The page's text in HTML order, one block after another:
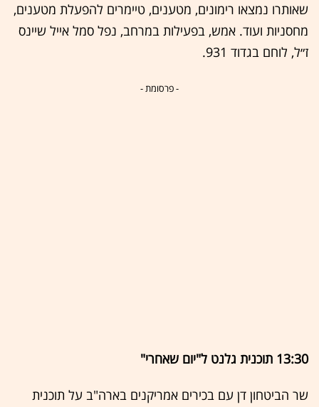
שאותרו נמצאו רימונים, מטענים, טיימרים להפעלת מטענים,
מחסניות ועוד. אמש, בפעילות במרחב, נפל סמל אייל שיינס
ז״ל, לוחם בגדוד 931.
- פרסומת -
13:30 תוכנית גלנט ל"יום שאחרי"
שר הביטחון דן עם בכירים אמריקנים בארה"ב על תוכנית